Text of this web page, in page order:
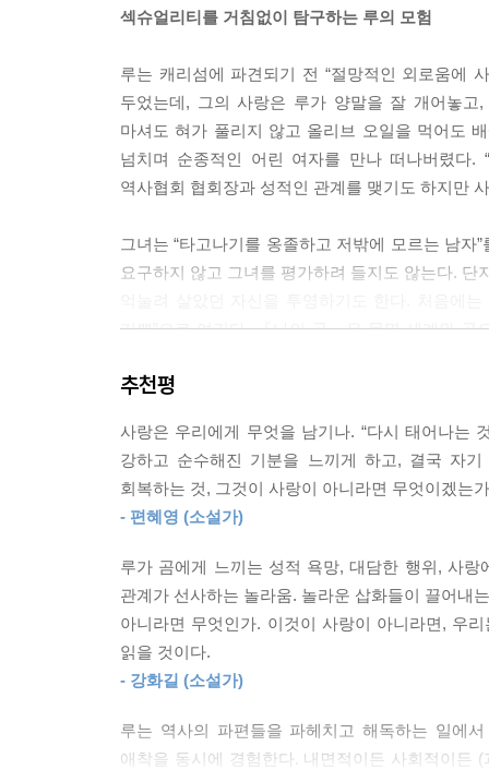
한때 절망적인 외로움에 사무쳐 길에서 남자를
때문이다. 공포심이 두 사건을 엮은 거야, 공포심
--- p.86
이곳에서 그녀는 제 존재를 정당화할 수가 없었
어 결국에는 그녀로 하여금 체계를 찾고 비밀을
뿐이었다.
--- p.113
--- p.126
아, 그녀는 외로웠다. 위로받을 수 없을 만큼 외로
치 남자들이 썩어 문드러져가는 그녀의 영혼을 알
--- p.126
혀는 근육질이었지만 마치 장어처럼 늘어나기도
을 위해 인내했다. 그녀가 절정에 다다르며 훌쩍였
--- p.128
그녀는 남자들의 에로티시즘이 아니라 그들이 여
--- p.154
섹슈얼리티를 거침없이 탐구하는 루의 모험
루는 캐리섬에 파견되기 전 “절망적인 외로움에
두었는데, 그의 사랑은 루가 양말을 잘 개어놓
마셔도 혀가 풀리지 않고 올리브 오일을 먹어도
넘치며 순종적인 어린 여자를 만나 떠나버렸다
역사협회 협회장과 성적인 관계를 맺기도 하지만
그녀는 “타고나기를 옹졸하고 저밖에 모르는 남
요구하지 않고 그녀를 평가하려 들지도 않는다.
기쁨”으로 여긴다. 『나의 곰』은 문명 세계와 곰
진정한 사랑임을 역설한다.
사랑은 우리에게 무엇을 남기나. “다시 태어나는
강하고 순수해진 기분을 느끼게 하고, 결국 자
회복하는 것, 그것이 사랑이 아니라면 무엇이겠는
“엥겔의 모든 문장을 신뢰한다. 계속 읽고 싶다.
존재의 의미를 찾아 헤매는 우리에게
메리언 엥겔이 건네는 강렬한 메시지
루는 한때 자기 일을 사랑했다. “학자적인 은둔
잉크로 얼룩진 지문”과 “밝은 빛 아래에서 초점
살아야 한다는 것이” 불만족스러운 것이다. 협회
추천평
사랑은 우리에게 무엇을 남기나. “다시 태어나는
강하고 순수해진 기분을 느끼게 하고, 결국 자
회복하는 것, 그것이 사랑이 아니라면 무엇이겠는
- 편혜영 (소설가)
루가 곰에게 느끼는 성적 욕망, 대담한 행위, 사
관계가 선사하는 놀라움. 놀라운 삽화들이 끌어내
아니라면 무엇인가. 이것이 사랑이 아니라면, 우
읽을 것이다.
- 강화길 (소설가)
루는 역사의 파편들을 파헤치고 해독하는 일에
애착을 동시에 경험한다. 내면적이든 사회적이든